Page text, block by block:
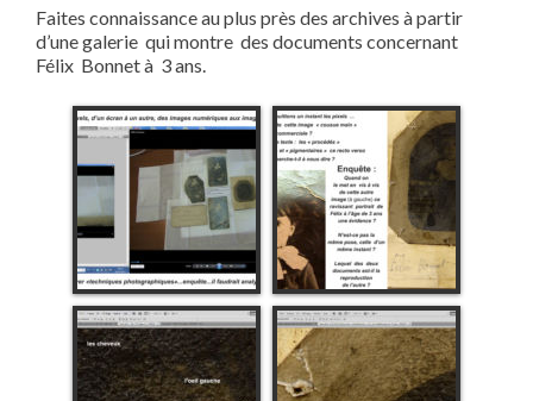
Faites connaissance au plus près des archives à partir
d’une galerie qui montre des documents concernant
Félix Bonnet à 3 ans.